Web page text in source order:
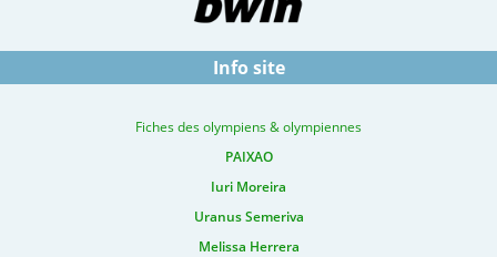
Info site
Fiches des olympiens & olympiennes
PAIXAO
Iuri Moreira
Uranus Semeriva
Melissa Herrera